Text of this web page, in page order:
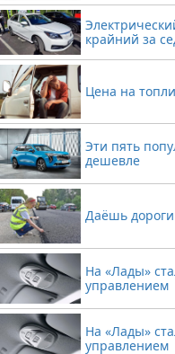
крайний за
Цена на
Эти пять
дешевле
Даёшь
На «Лады»
управлением
На «Лады»
управлением